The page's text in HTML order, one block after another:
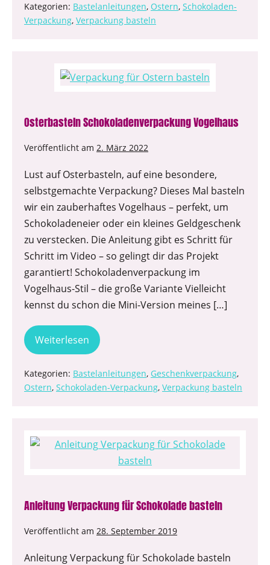
Kategorien: Bastelanleitungen, Ostern, Schokoladen-
Verpackung, Verpackung basteln
Osterbasteln Schokoladenverpackung Vogelhaus
Veröffentlicht am 2. März 2022
Lust auf Osterbasteln, auf eine besondere,
selbstgemachte Verpackung? Dieses Mal basteln
wir ein zauberhaftes Vogelhaus – perfekt, um
Schokoladeneier oder ein kleines Geldgeschenk
zu verstecken. Die Anleitung gibt es Schritt für
Schritt im Video – so gelingt dir das Projekt
garantiert! Schokoladenverpackung im
Vogelhaus-Stil – die große Variante Vielleicht
kennst du schon die Mini-Version meines […]
Weiterlesen
Kategorien: Bastelanleitungen, Geschenkverpackung,
Ostern, Schokoladen-Verpackung, Verpackung basteln
Anleitung Verpackung für Schokolade basteln
Veröffentlicht am 28. September 2019
Anleitung Verpackung für Schokolade basteln